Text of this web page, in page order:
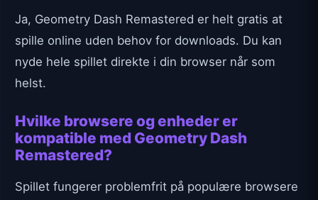
Ja, Geometry Dash Remastered er helt gratis at
spille online uden behov for downloads. Du kan
nyde hele spillet direkte i din browser når som
helst.
Hvilke browsere og enheder er
kompatible med Geometry Dash
Remastered?
Spillet fungerer problemfrit på populære browsere